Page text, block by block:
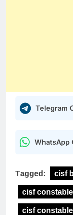
Telegram
WhatsApp
Tagged:
cisf
cisf
cisf